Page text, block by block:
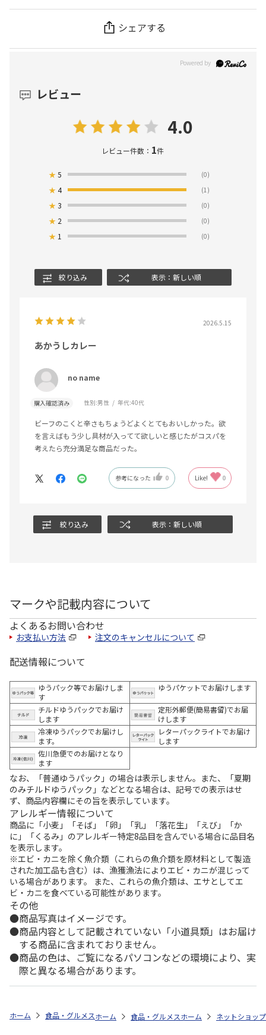
シェアする
レビュー
4.0
レビュー件数： 1件
★5 (0)
★4 (1)
★3 (0)
★ 2 (0)
★ 1 (0)
絞り込み 表示：新しい順
2026.5.15
あかうしカレー
no name
購入確認済み 性別:男性 年代:40代
ビーフのこくと辛さもちょうどよくとてもおいしかった。欲
を言えばもう少し具材が入ってて欲しいと感じたがコスパを
考えたら充分満足な商品だった。
参考になった 0 Like! 0
絞り込み 表示：新しい順
マークや記載内容について
よくあるお問い合わせ
お支払い方法 注文のキャンセルについて
配送情報について
ゆうパック等でお届けしま
す
ゆうパケットでお届けします
チルドゆうパックでお届け
します
定形外郵便(簡易書留)でお届
けします
冷凍ゆうパックでお届けし
ます。
レターパックライトでお届け
します
佐川急便でのお届けとなり
ます
なお、「普通ゆうパック」の場合は表示しません。また、「夏期
のみチルドゆうパック」などとなる場合は、記号での表示はせ
ず、商品内容欄にその旨を表示しています。
アレルギー情報について
商品に「小麦」「そば」「卵」「乳」「落花生」「えび」「か
に」「くるみ」のアレルギー特定8品目を含んでいる場合に品目名
を表示します。
※エビ・カニを除く魚介類（これらの魚介類を原材料として製造
された加工品も含む）は、漁獲漁法によりエビ・カニが混じって
いる場合があります。 また、これらの魚介類は、エサとしてエ
ビ・カニを食べている可能性があります。
その他
商品写真はイメージです。
商品内容として記載されていない「小道具類」はお届け
する商品に含まれておりません。
商品の色は、ご覧になるパソコンなどの環境により、実
際と異なる場合があります。
ホーム 食品・グルメストア 郵便局のカタログ 全国カレー祭り 第5
ホーム 食品・グルメストア 都道府県から探す
ホーム ネットショップ